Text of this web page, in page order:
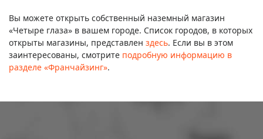
Вы можете открыть собственный наземный магазин
«Четыре глаза» в вашем городе. Список городов, в которых
открыты магазины, представлен здесь. Если вы в этом
заинтересованы, смотрите подробную информацию в
разделе «Франчайзинг».